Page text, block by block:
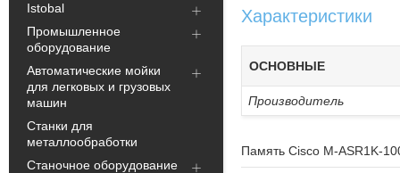
Istobal
Промышленное
оборудование
Автоматические мойки
для легковых и грузовых
машин
Станки для
металлообработки
Станочное оборудование
Характеристики
ОСНОВНЫЕ
Производитель
Память Cisco M-ASR1K-